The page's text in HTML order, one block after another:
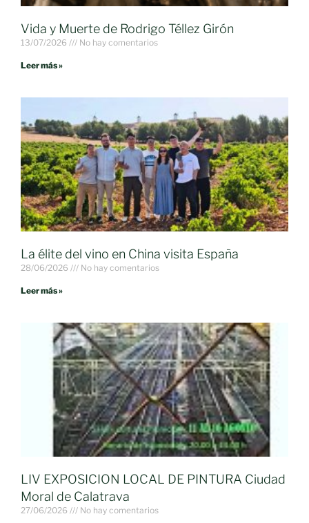
Vida y Muerte de Rodrigo Téllez Girón
13/07/2026 No hay comentarios
Leer más »
La élite del vino en China visita España
28/06/2026 No hay comentarios
Leer más »
LIV EXPOSICION LOCAL DE PINTURA Ciudad
Moral de Calatrava
27/06/2026 No hay comentarios